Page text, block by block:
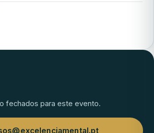
fechados para este evento.